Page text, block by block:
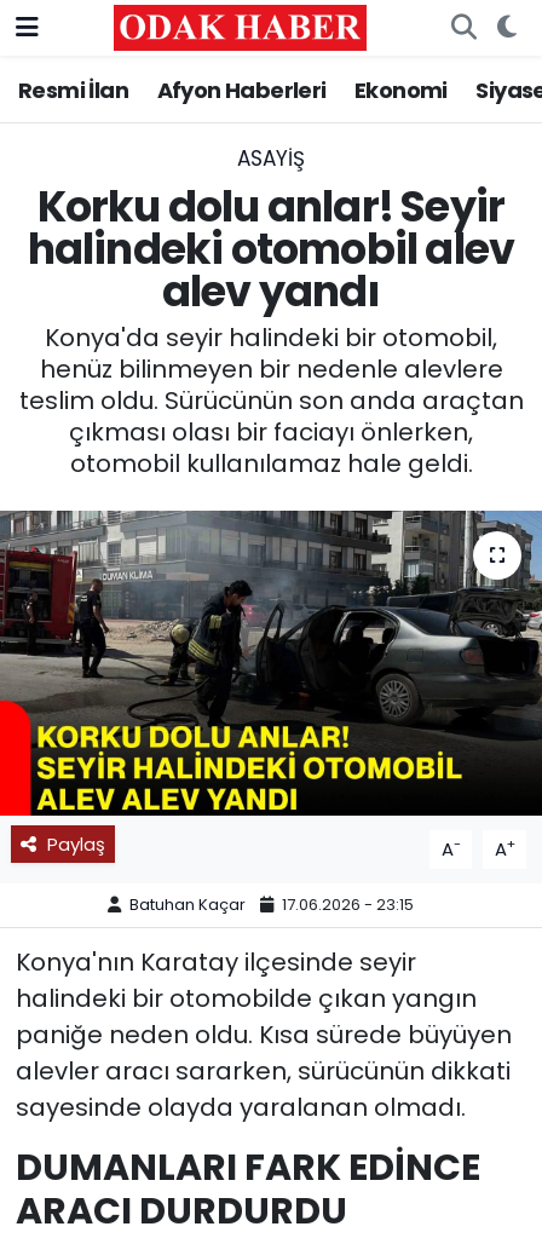
Resmi İlan Afyon Haberleri Ekonomi
ASAYİŞ
Korku dolu anlar! Seyir
halindeki otomobil alev
alev yandı
Konya'da seyir halindeki bir otomobil,
henüz bilinmeyen bir nedenle alevlere
teslim oldu. Sürücünün son anda araçtan
çıkması olası bir faciayı önlerken,
otomobil kullanılamaz hale geldi.
Paylaş A- A+
Batuhan Kaçar 17.06.2026 - 23:15
Konya'nın Karatay ilçesinde seyir
halindeki bir otomobilde çıkan yangın
paniğe neden oldu. Kısa sürede büyüyen
alevler aracı sararken, sürücünün dikkati
sayesinde olayda yaralanan olmadı.
DUMANLARI FARK EDİNCE
ARACI DURDURDU
AFYONKARAHİSAR HABERLERİ
ASAYİŞ
SİYASET
EĞİTİM
MAGAZİN
SAĞLIK
SPOR
11:11 MANŞET
Nöbetçi Eczaneler
Trafik Durumu
Süper Lig Puan Durumu ve Fikstür
Tüm Manşetler
Son Dakika Haberleri
Haber Arşivi